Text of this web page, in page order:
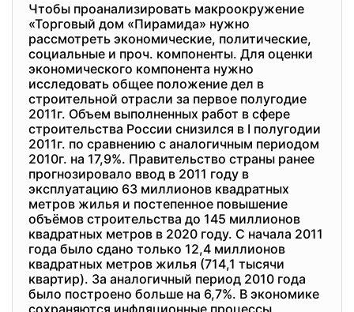
Чтобы проанализировать макроокружение
«Торговый дом «Пирамида» нужно
рассмотреть экономические, политические,
социальные и проч. компоненты. Для оценки
экономического компонента нужно
исследовать общее положение дел в
строительной отрасли за первое полугодие
2011г. Объем выполненных работ в сфере
строительства России снизился в I полугодии
2011г. по сравнению с аналогичным периодом
2010г. на 17,9%. Правительство страны ранее
прогнозировало ввод в 2011 году в
эксплуатацию 63 миллионов квадратных
метров жилья и постепенное повышение
объёмов строительства до 145 миллионов
квадратных метров в 2020 году. С начала 2011
года было сдано только 12,4 миллионов
квадратных метров жилья (714,1 тысячи
квартир). За аналогичный период 2010 года
было построено больше на 6,7%. В экономике
сохраняются инфляционные процессы.